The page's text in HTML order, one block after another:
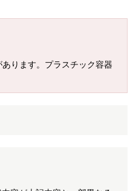
ります。プラスチック容器